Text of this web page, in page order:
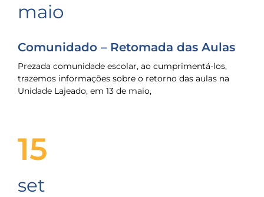
maio
Comunidado – Retomada das Aulas
Prezada comunidade escolar, ao cumprimentá-los,
trazemos informações sobre o retorno das aulas na
Unidade Lajeado, em 13 de maio,
15
set